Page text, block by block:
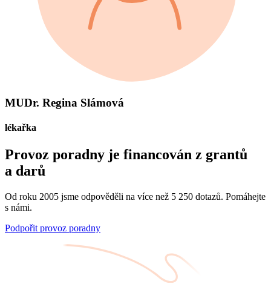
MUDr. Regina Slámová
lékařka
Provoz poradny je financován z grantů
a darů
Od roku 2005 jsme odpověděli na více než 5 250 dotazů. Pomáhejte
s námi.
Podpořit provoz poradny